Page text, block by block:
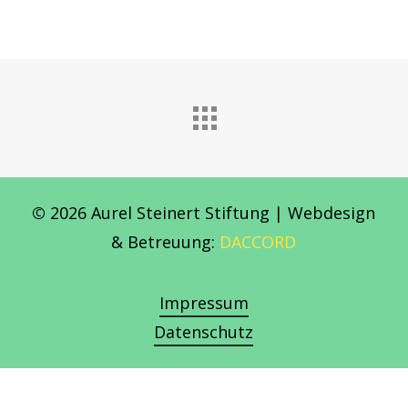
© 2026 Aurel Steinert Stiftung | Webdesign
& Betreuung: DACCORD
Impressum
Datenschutz